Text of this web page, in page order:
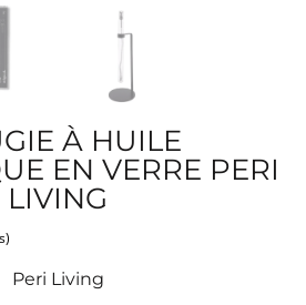
À HUILE
EN VERRE PERI
LIVING
Peri Living